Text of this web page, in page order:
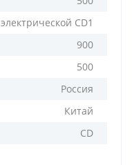
CD1
900
500
Россия
Китай
CD